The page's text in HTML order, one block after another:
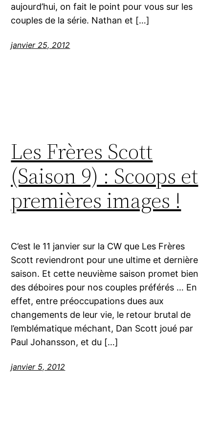
aujourd’hui, on fait le point pour vous sur les
couples de la série. Nathan et […]
janvier 25, 2012
Les Frères Scott
(Saison 9) : Scoops et
premières images !
C’est le 11 janvier sur la CW que Les Frères
Scott reviendront pour une ultime et dernière
saison. Et cette neuvième saison promet bien
des déboires pour nos couples préférés … En
effet, entre préoccupations dues aux
changements de leur vie, le retour brutal de
l’emblématique méchant, Dan Scott joué par
Paul Johansson, et du […]
janvier 5, 2012